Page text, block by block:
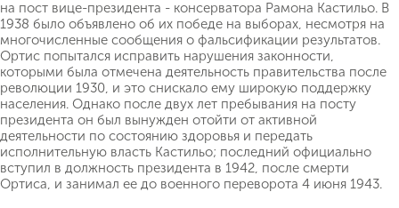
на пост вице-президента - консерватора Рамона Кастильо. В
1938 было объявлено об их победе на выборах, несмотря на
многочисленные сообщения о фальсификации результатов.
Ортис попытался исправить нарушения законности,
которыми была отмечена деятельность правительства после
революции 1930, и это снискало ему широкую поддержку
населения. Однако после двух лет пребывания на посту
президента он был вынужден отойти от активной
деятельности по состоянию здоровья и передать
исполнительную власть Кастильо; последний официально
вступил в должность президента в 1942, после смерти
Ортиса, и занимал ее до военного переворота 4 июня 1943.